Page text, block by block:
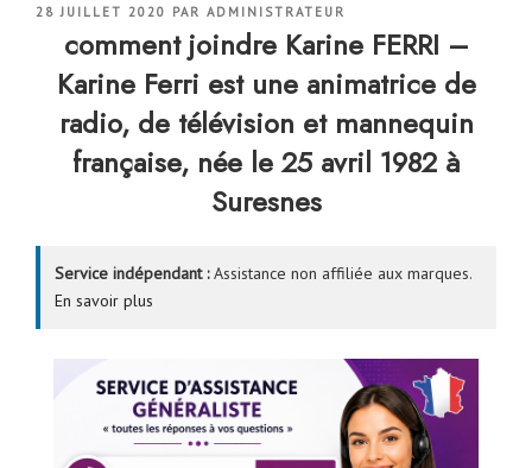
PUBLIÉ
28 JUILLET 2020 PAR ADMINISTRATEUR
comment joindre Karine FERRI –
Karine Ferri est une animatrice de
radio, de télévision et mannequin
française, née le 25 avril 1982 à
Suresnes
Service indépendant :Assistance non affiliée aux marques.
En savoir plus